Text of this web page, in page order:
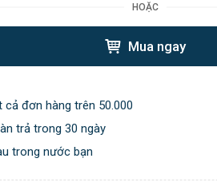
HOẶC
Mua ngay
đơn hàng trên 50.000
trả trong 30 ngày
trong nước bạn